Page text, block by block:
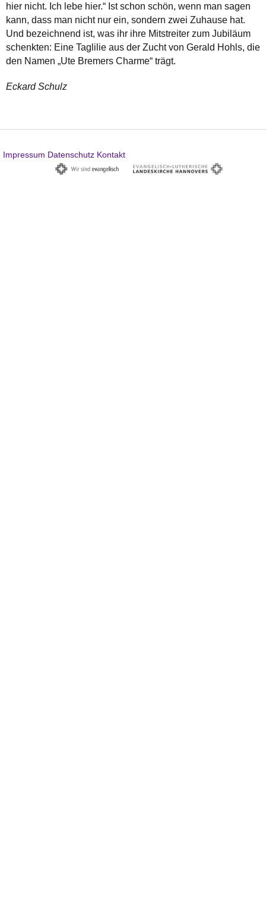
hier nicht. Ich lebe hier.“ Ist schon schön, wenn man sagen
kann, dass man nicht nur ein, sondern zwei Zuhause hat.
Und bezeichnend ist, was ihr ihre Mitstreiter zum Jubiläum
schenkten: Eine Taglilie aus der Zucht von Gerald Hohls, die
den Namen „Ute Bremers Charme“ trägt.
Eckard Schulz
Impressum Datenschutz Kontakt